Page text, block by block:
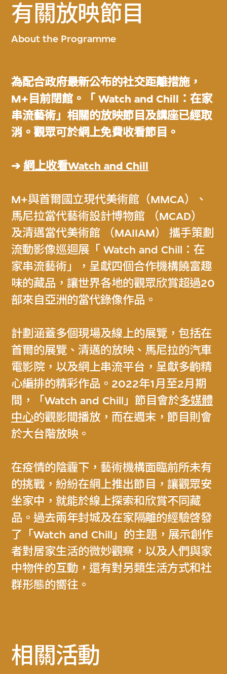
有關放映節目
About the Programme
為配合政府最新公布的社交距離措施，
M+目前閉館。「 Watch and Chill：在家
串流藝術」相關的放映節目及講座已經取
消。觀眾可於網上免費收看節目。
➔ 網上收看Watch and Chill
M+與首爾國立現代美術館（MMCA）、
馬尼拉當代藝術設計博物館 （MCAD）
及清邁當代美術館 （MAIIAM） 攜手策劃
流動影像巡迴展「 Watch and Chill：在
家串流藝術」，呈獻四個合作機構饒富趣
味的藏品，讓世界各地的觀眾欣賞超過20
部來自亞洲的當代錄像作品。
計劃涵蓋多個現場及線上的展覽，包括在
首爾的展覽、清邁的放映、馬尼拉的汽車
電影院，以及網上串流平台，呈獻多齣精
心編排的精彩作品。2022年1月至2月期
間，「Watch and Chill」節目會於多媒體
中心的觀影間播放，而在週末，節目則會
於大台階放映。
在疫情的陰霾下，藝術機構面臨前所未有
的挑戰，紛紛在網上推出節目，讓觀眾安
坐家中，就能於線上探索和欣賞不同藏
品。過去兩年封城及在家隔離的經驗啓發
了「Watch and Chill」的主題，展示創作
者對居家生活的微妙觀察，以及人們與家
中物件的互動，還有對另類生活方式和社
群形態的嚮往。
相關活動